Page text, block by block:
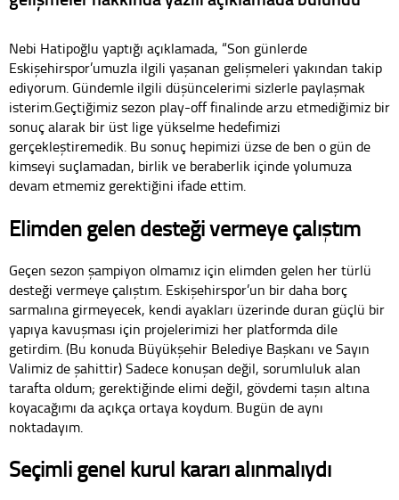
Nebi Hatipoğlu yaptığı açıklamada, “Son günlerde
Eskişehirspor’umuzla ilgili yaşanan gelişmeleri yakından takip
ediyorum. Gündemle ilgili düşüncelerimi sizlerle paylaşmak
isterim.Geçtiğimiz sezon play-off finalinde arzu etmediğimiz bir
sonuç alarak bir üst lige yükselme hedefimizi
gerçekleştiremedik. Bu sonuç hepimizi üzse de ben o gün de
kimseyi suçlamadan, birlik ve beraberlik içinde yolumuza
devam etmemiz gerektiğini ifade ettim.
Elimden gelen desteği vermeye çalıştım
Geçen sezon şampiyon olmamız için elimden gelen her türlü
desteği vermeye çalıştım. Eskişehirspor’un bir daha borç
sarmalına girmeyecek, kendi ayakları üzerinde duran güçlü bir
yapıya kavuşması için projelerimizi her platformda dile
getirdim. (Bu konuda Büyükşehir Belediye Başkanı ve Sayın
Valimiz de şahittir) Sadece konuşan değil, sorumluluk alan
tarafta oldum; gerektiğinde elimi değil, gövdemi taşın altına
koyacağımı da açıkça ortaya koydum. Bugün de aynı
noktadayım.
Seçimli genel kurul kararı alınmalıydı